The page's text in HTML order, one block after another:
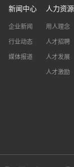
新闻中心
企业新闻
行业动态
媒体报道
人力资源
用人理念
人才招聘
人才发展
人才激励